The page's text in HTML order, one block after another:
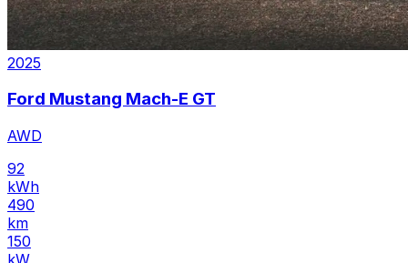
2025
Ford Mustang Mach-E GT
AWD
92
kWh
490
km
150